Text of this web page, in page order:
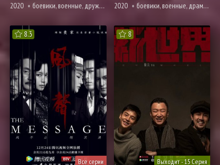
2020 боевики, военные, дружба, драма, история, криминал, смерть 2020 боевики, военные, драма, про врачей и медицину, мелодрама, романтика
8.3
Все серии
8
Выходит - 15 Серия